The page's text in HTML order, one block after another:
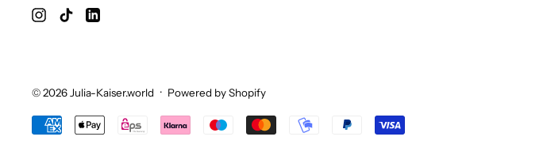
© 2026Julia-Kaiser.world · Powered by Shopify
Accepted Payments